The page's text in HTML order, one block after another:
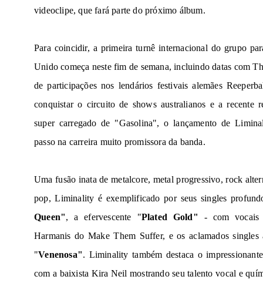
videoclipe, que fará parte do próximo álbum.
Para coincidir, a primeira turnê internacional do grupo
Unido começa neste fim de semana, incluindo datas com
de participações nos lendários festivais alemães
conquistar o circuito de shows australianos e a recente
super carregado de "Gasolina", o lançamento de
passo na carreira muito promissora da banda.
Uma fusão inata de metalcore, metal progressivo, rock
pop,Liminality é exemplificado por seus singles
Queen", a efervescente "Plated Gold"
- com vocais
Harmanis do Make Them Suffer, e os aclamados singles
"Venenosa". Liminality também destaca o
com a baixista Kira Neil mostrando seu talento vocal e